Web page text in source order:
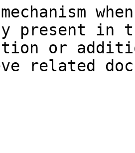
present in
or